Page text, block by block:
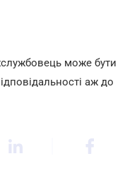
може бути
аж до